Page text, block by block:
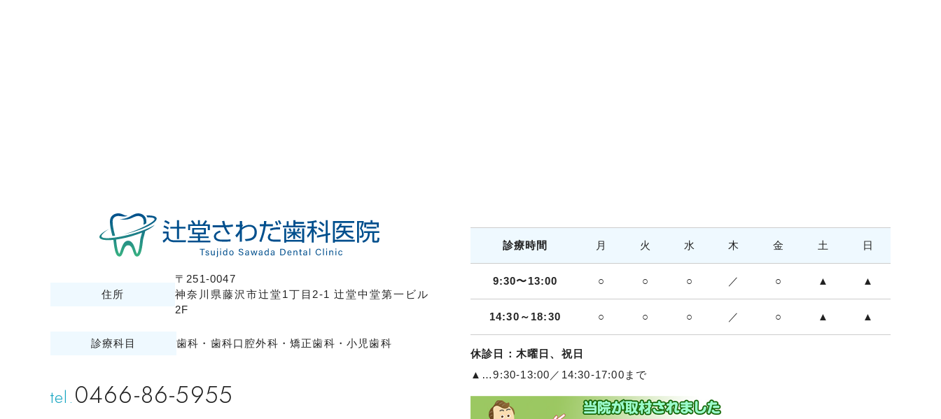
住所
〒251-0047
神奈川県藤沢市辻堂1丁目2-1 辻堂中堂第一ビル
2F
診療科目 歯科・歯科口腔外科・矯正歯科・小児歯科
tel.0466-86-5955
診療時間 月 火 水 木 金 土 日
9:30〜13:00 ○ ○ ○ ／ ○ ▲ ▲
14:30～18:30 ○ ○ ○ ／ ○ ▲ ▲
休診日：木曜日、祝日
▲…9:30-13:00／14:30-17:00まで